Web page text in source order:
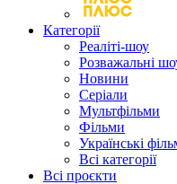
Категорії
Реаліті-шоу
Розважальні
Новини
Серіали
Мультфільми
Фільми
Українські
Всі категорії
Всі проєкти